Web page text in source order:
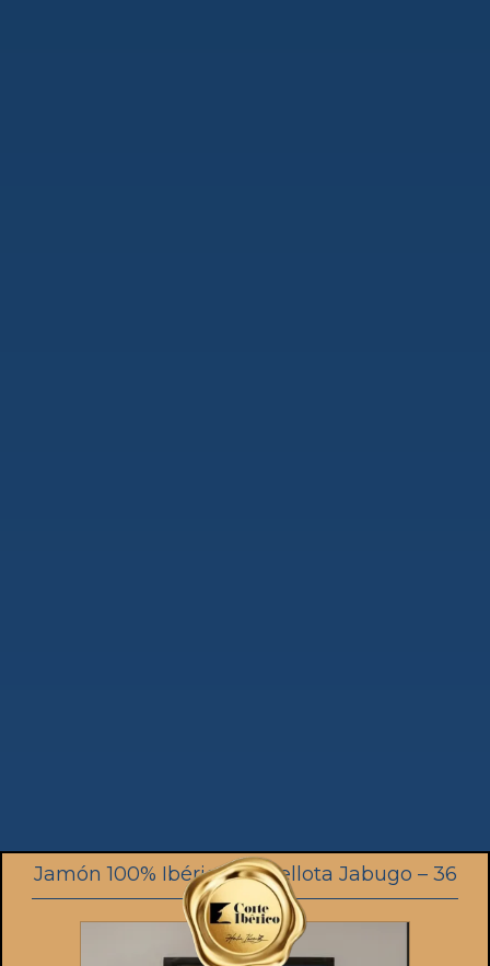
Jamón 100% Ibérico de Bellota Jabugo – 36
meses